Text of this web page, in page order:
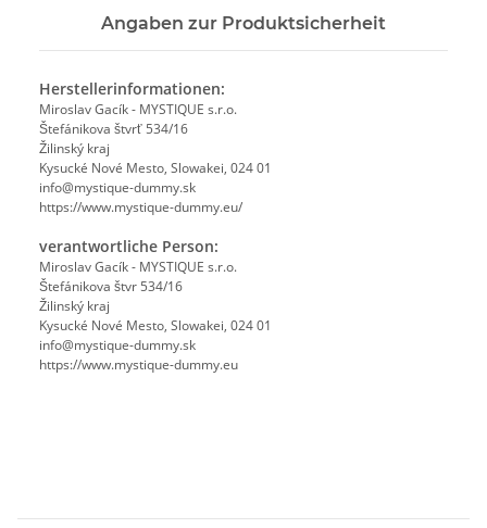
Angaben zur Produktsicherheit
Herstellerinformationen:
Miroslav Gacík - MYSTIQUE s.r.o.
Štefánikova štvrť 534/16
Žilinský kraj
Kysucké Nové Mesto, Slowakei, 024 01
info@mystique-dummy.sk
https://www.mystique-dummy.eu/
verantwortliche Person:
Miroslav Gacík - MYSTIQUE s.r.o.
Štefánikova štvr 534/16
Žilinský kraj
Kysucké Nové Mesto, Slowakei, 024 01
info@mystique-dummy.sk
https://www.mystique-dummy.eu